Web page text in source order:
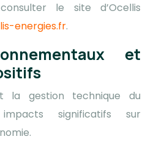
le site d’Ocellis
energies.fr.
et
la gestion technique du
significatifs sur